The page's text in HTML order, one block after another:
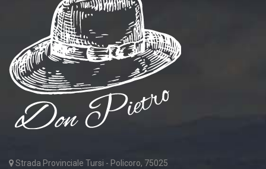
Strada Provinciale Tursi - Policoro, 75025